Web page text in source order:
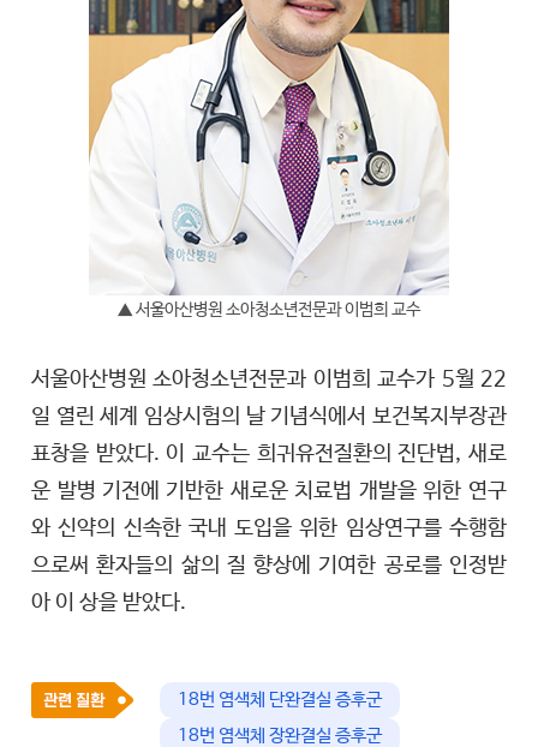
▲ 서울아산병원 소아청소년전문과 이범희 교수
서울아산병원 소아청소년전문과 이범희 교수가 5월 22
일 열린 세계 임상시험의 날 기념식에서 보건복지부장관
표창을 받았다. 이 교수는 희귀유전질환의 진단법, 새로
운 발병 기전에 기반한 새로운 치료법 개발을 위한 연구
와 신약의 신속한 국내 도입을 위한 임상연구를 수행함
으로써 환자들의 삶의 질 향상에 기여한 공로를 인정받
아 이 상을 받았다.
18번 염색체 단완결실 증후군
18번 염색체 장완결실 증후군